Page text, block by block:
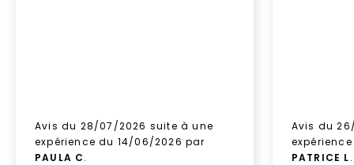
Avis du 28/07/2026 suite à une
expérience du 14/06/2026 par
PAULA C.
Avis du
PATRICE L.